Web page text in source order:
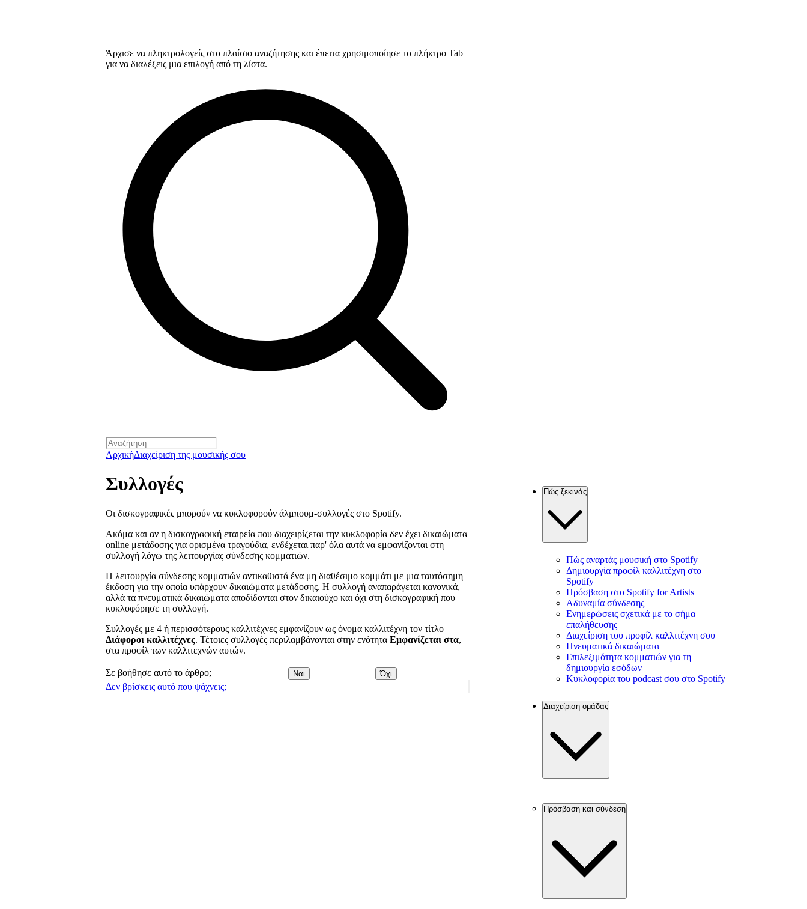
Άρχισε να πληκτρολογείς στο πλαίσιο αναζήτησης και έπειτα χρησιμοποίησε το πλήκτρο Tab
για να διαλέξεις μια επιλογή από τη λίστα.
ΑρχικήΔιαχείριση της μουσικής σου
Δεν βρίσκεις αυτό που ψάχνεις;
Συλλογές
Οι δισκογραφικές μπορούν να κυκλοφορούν άλμπουμ-συλλογές στο Spotify.
Ακόμα και αν η δισκογραφική εταιρεία που διαχειρίζεται την κυκλοφορία δεν έχει δικαιώματα
online μετάδοσης για ορισμένα τραγούδια, ενδέχεται παρ' όλα αυτά να εμφανίζονται στη
συλλογή λόγω της λειτουργίας σύνδεσης κομματιών.
Η λειτουργία σύνδεσης κομματιών αντικαθιστά ένα μη διαθέσιμο κομμάτι με μια ταυτόσημη
έκδοση για την οποία υπάρχουν δικαιώματα μετάδοσης. Η συλλογή αναπαράγεται κανονικά,
αλλά τα πνευματικά δικαιώματα αποδίδονται στον δικαιούχο και όχι στη δισκογραφική που
κυκλοφόρησε τη συλλογή.
Συλλογές με 4 ή περισσότερους καλλιτέχνες εμφανίζουν ως όνομα καλλιτέχνη τον τίτλο
Διάφοροι καλλιτέχνες. Τέτοιες συλλογές περιλαμβάνονται στην ενότητα Εμφανίζεται στα,
στα προφίλ των καλλιτεχνών αυτών.
Σε βοήθησε αυτό το άρθρο; Ναι Όχι
Πώς ξεκινάς
Πώς αναρτάς μουσική στο Spotify
Δημιουργία προφίλ καλλιτέχνη στο
Spotify
Πρόσβαση στο Spotify for Artists
Αδυναμία σύνδεσης
Ενημερώσεις σχετικά με το σήμα
επαλήθευσης
Διαχείριση του προφίλ καλλιτέχνη σου
Πνευματικά δικαιώματα
Επιλεξιμότητα κομματιών για τη
δημιουργία εσόδων
Κυκλοφορία του podcast σου στο Spotify
Διαχείριση ομάδας
Πρόσβαση και σύνδεση